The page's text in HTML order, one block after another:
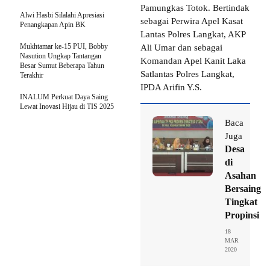
Pamungkas Totok. Bertindak
sebagai Perwira Apel Kasat
Lantas Polres Langkat, AKP
Ali Umar dan sebagai
Komandan Apel Kanit Laka
Satlantas Polres Langkat,
IPDA Arifin Y.S.
Baca
Juga
Desa
di
Asahan
Bersaing
Tingkat
Propinsi
18
MAR
2020
Alwi Hasbi Silalahi Apresiasi
Penangkapan Apin BK
Mukhtamar ke-15 PUI, Bobby
Nasution Ungkap Tantangan
Besar Sumut Beberapa Tahun
Terakhir
INALUM Perkuat Daya Saing
Lewat Inovasi Hijau di TIS 2025